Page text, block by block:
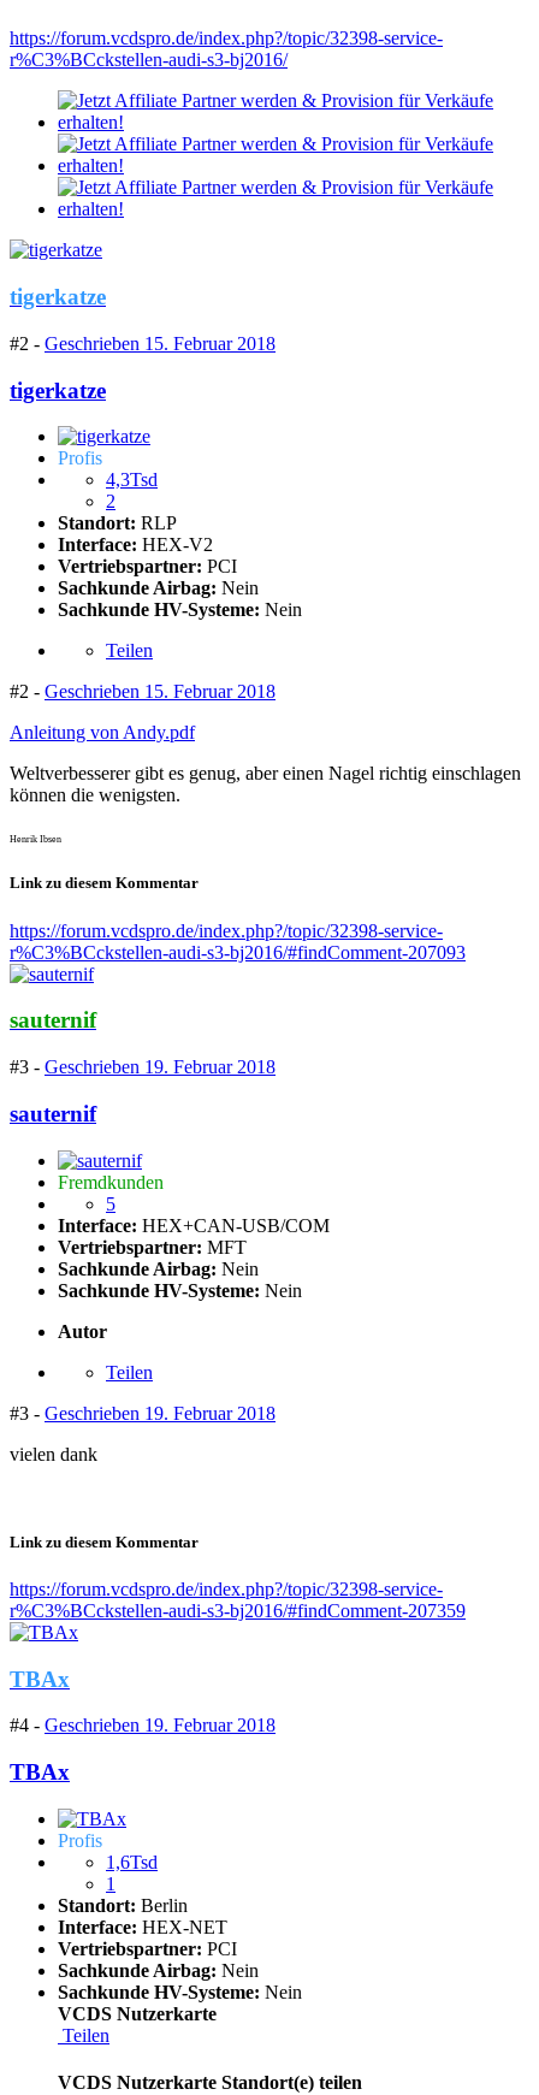
https://forum.vcdspro.de/index.php?/topic/32398-service-
r%C3%BCckstellen-audi-s3-bj2016/
tigerkatze
#2 - Geschrieben 15. Februar 2018
tigerkatze
Profis
4,3Tsd
2
Standort: RLP
Interface: HEX-V2
Vertriebspartner: PCI
Sachkunde Airbag: Nein
Sachkunde HV-Systeme: Nein
Teilen
#2 - Geschrieben 15. Februar 2018
Anleitung von Andy.pdf
Weltverbesserer gibt es genug, aber einen Nagel richtig einschlagen
können die wenigsten.
Henrik Ibsen
Link zu diesem Kommentar
https://forum.vcdspro.de/index.php?/topic/32398-service-
r%C3%BCckstellen-audi-s3-bj2016/#findComment-207093
sauternif
#3 - Geschrieben 19. Februar 2018
sauternif
Fremdkunden
5
Interface: HEX+CAN-USB/COM
Vertriebspartner: MFT
Sachkunde Airbag: Nein
Sachkunde HV-Systeme: Nein
Autor
Teilen
#3 - Geschrieben 19. Februar 2018
vielen dank
Link zu diesem Kommentar
https://forum.vcdspro.de/index.php?/topic/32398-service-
r%C3%BCckstellen-audi-s3-bj2016/#findComment-207359
TBAx
#4 - Geschrieben 19. Februar 2018
TBAx
Profis
1,6Tsd
1
Standort: Berlin
Interface: HEX-NET
Vertriebspartner: PCI
Sachkunde Airbag: Nein
Sachkunde HV-Systeme: Nein
VCDS Nutzerkarte
Teilen
VCDS Nutzerkarte Standort(e) teilen